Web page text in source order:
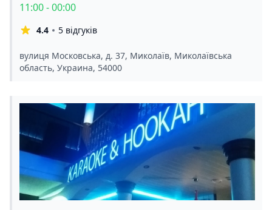
11:00 - 00:00
4.4 5 відгуків
вулиця Московська, д. 37, Миколаїв, Миколаївська
область, Украина, 54000